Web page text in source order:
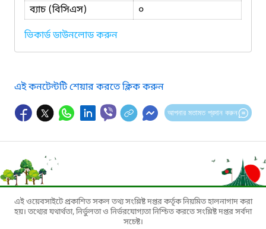
ব্যাচ (বিসিএস)
০
ভিকার্ড ডাউনলোড করুন
এই কনটেন্টটি শেয়ার করতে ক্লিক করুন
আপনার মতামত প্রদান করুন
এই ওয়েবসাইটে প্রকাশিত সকল তথ্য সংশ্লিষ্ট দপ্তর কর্তৃক নিয়মিত হালনাগাদ করা
হয়। তথ্যের যথার্থতা, নির্ভুলতা ও নির্ভরযোগ্যতা নিশ্চিত করতে সংশ্লিষ্ট দপ্তর সর্বদা
সচেষ্ট।